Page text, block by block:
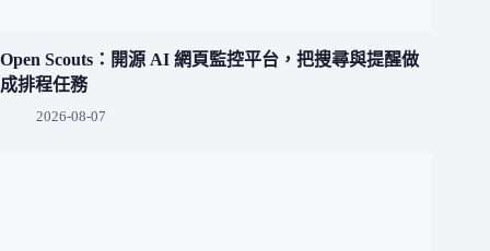
Open Scouts：開源 AI 網頁監控平台，把搜尋與提醒做
成排程任務
2026-08-07